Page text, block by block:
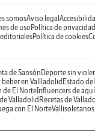
somosAviso legal
de usoPolítica de privacidad
Política de cookies
de Sansón Deporte sin
beber en Vallladolid Estado
de El NorteInfluencers de aquí
Valladolid Recetas de
con El Norte